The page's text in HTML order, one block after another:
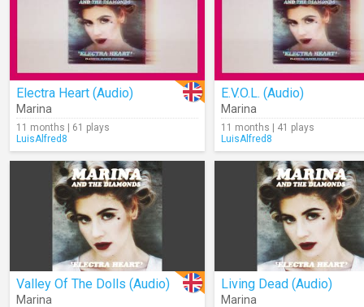
Electra Heart (Audio)
Marina
11 months | 61 plays
LuisAlfred8
E.V.O.L. (Audio)
Marina
11 months | 41 plays
LuisAlfred8
Valley Of The Dolls (Audio)
Marina
Living Dead (Audio)
Marina